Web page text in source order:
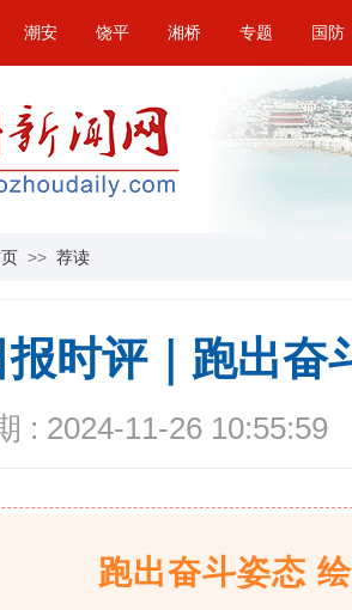
潮安 饶平 湘桥 专题 国防
>> 荐读
时评｜跑出奋
: 2024-11-26 10:55:59
跑出奋斗姿态